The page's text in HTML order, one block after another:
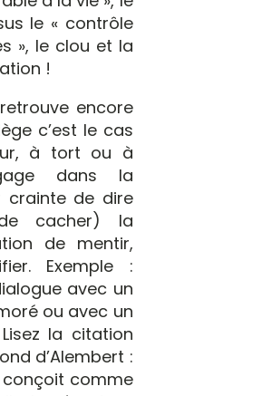
le « contrôle
», le clou et la
!
encore
c’est le cas
à tort ou à
dans la
crainte de dire
cacher) la
de mentir,
Exemple :
avec un
ou avec un
la citation
d’Alembert :
conçoit comme